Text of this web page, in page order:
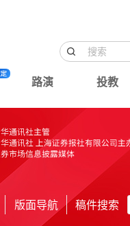
路演 投教
版面导航 稿件搜索